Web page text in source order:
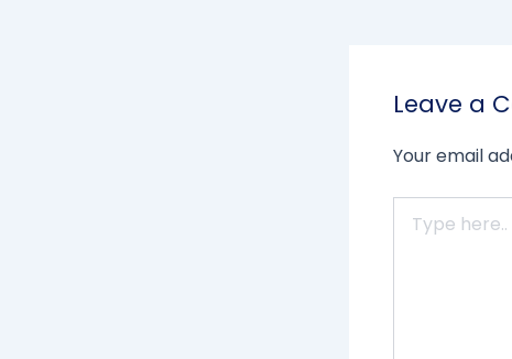
Leave a
Your email
here..